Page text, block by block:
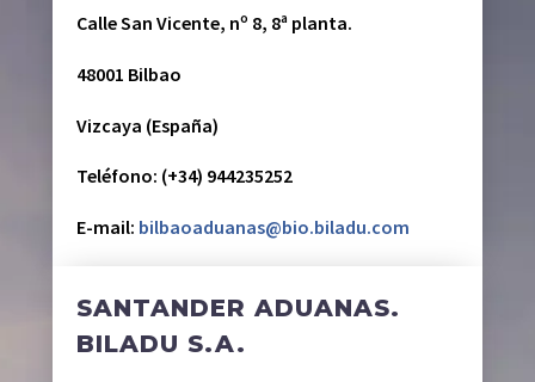
Calle San Vicente, nº 8, 8ª planta.
48001 Bilbao
Vizcaya (España)
Teléfono: (+34) 944235252
E-mail: bilbaoaduanas@bio.biladu.com
SANTANDER ADUANAS.
BILADU S.A.